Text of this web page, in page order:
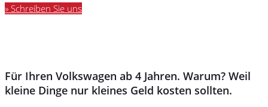
» Schreiben Sie uns
Für Ihren Volkswagen ab 4 Jahren. Warum? Weil
kleine Dinge nur kleines Geld kosten sollten.